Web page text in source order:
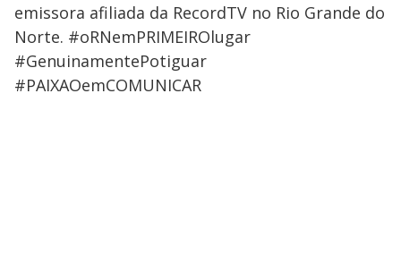
emissora afiliada da RecordTV no Rio Grande do
Norte. #oRNemPRIMEIROlugar
#GenuinamentePotiguar
#PAIXAOemCOMUNICAR